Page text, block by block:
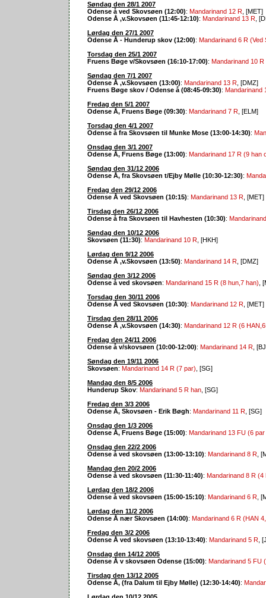
Søndag den 28/1 2007
Odense å ved Skovsøen (12:00): Mandarinand 12 R , [MET]
Odense Å ,v.Skovsøen (11:45-12:10): Mandarinand 13 R ,
Lørdag den 27/1 2007
Odense Å - Hunderup skov (12:00): Mandarinand 6 R (Ved
Torsdag den 25/1 2007
Fruens Bøge v/Skovsøen (16:10-17:00): Mandarinand 10
Søndag den 7/1 2007
Odense Å ,v.Skovsøen (13:00): Mandarinand 13 R , [DMZ]
Fruens Bøge skov / Odense å (08:45-09:30): Mandarinand
Fredag den 5/1 2007
Odense Å, Fruens Bøge (09:30): Mandarinand 7 R , [ELM]
Torsdag den 4/1 2007
Odense å fra Skovsøen til Munke Mose (13:00-14:30):
Onsdag den 3/1 2007
Odense Å, Fruens Bøge (13:00): Mandarinand 17 R (9 han
Søndag den 31/12 2006
Odense Å, fra Skovsøen t/Ejby Mølle (10:30-12:30):
Fredag den 29/12 2006
Odense Å ved Skovsøen (10:15): Mandarinand 13 R , [MET]
Tirsdag den 26/12 2006
Odense å fra Skovsøen til Havhesten (10:30):
Søndag den 10/12 2006
Skovsøen (11:30): Mandarinand 10 R , [HKH]
Lørdag den 9/12 2006
Odense Å ,v.Skovsøen (13:50): Mandarinand 14 R , [DMZ]
Søndag den 3/12 2006
Odense å ved skovsøen: Mandarinand 15 R (8 hun,7 han) ,
Torsdag den 30/11 2006
Odense Å ved Skovsøen (10:30): Mandarinand 12 R , [MET]
Tirsdag den 28/11 2006
Odense Å ,v.Skovsøen (14:30): Mandarinand 12 R (6
Fredag den 24/11 2006
Odense å v/skovsøen (10:00-12:00): Mandarinand 14 R ,
Søndag den 19/11 2006
Skovsøen: Mandarinand 14 R (7 par) , [SG]
Mandag den 8/5 2006
Hunderup Skov: Mandarinand 5 R han , [SG]
Fredag den 3/3 2006
Odense Å, Skovsøen - Erik Bøgh: Mandarinand 11 R , [SG]
Onsdag den 1/3 2006
Odense Å, Fruens Bøge (15:00): Mandarinand 13 FU (6
Onsdag den 22/2 2006
Odense å ved skovsøen (13:00-13:10): Mandarinand 8 R ,
Mandag den 20/2 2006
Odense å ved skovsøen (11:30-11:40): Mandarinand 8 R (4
Lørdag den 18/2 2006
Odense å ved skovsøen (15:00-15:10): Mandarinand 6 R ,
Lørdag den 11/2 2006
Odense Å nær Skovsøen (14:00): Mandarinand 6 R (HAN
Fredag den 3/2 2006
Odense Å ved skovsøen (13:10-13:40): Mandarinand 5 R ,
Onsdag den 14/12 2005
Odense Å v skovsøen Odense (15:00): Mandarinand 5 FU
Tirsdag den 13/12 2005
Odense Å, (fra Dalum til Ejby Mølle) (12:30-14:40):